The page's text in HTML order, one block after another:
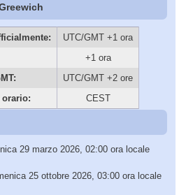
UTC/GMT +1 ora
+1 ora
UTC/GMT +2 ore
orario:
CEST
29 marzo 2026, 02:00 ora locale
25 ottobre 2026, 03:00 ora locale